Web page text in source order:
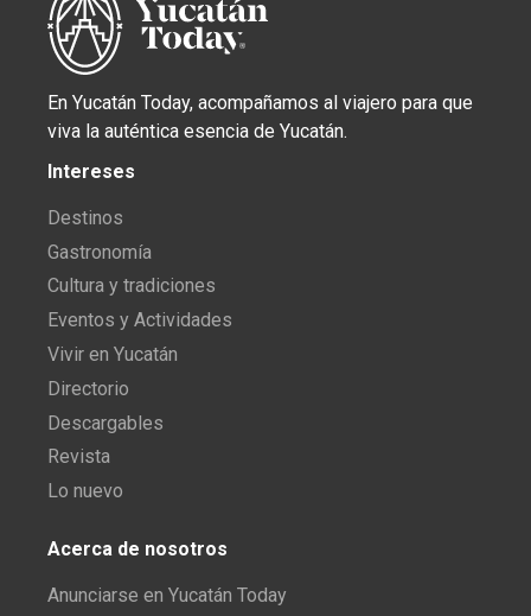
En Yucatán Today, acompañamos al viajero para que
viva la auténtica esencia de Yucatán.
Intereses
Destinos
Gastronomía
Cultura y tradiciones
Eventos y Actividades
Vivir en Yucatán
Directorio
Descargables
Revista
Lo nuevo
Acerca de nosotros
Anunciarse en Yucatán Today